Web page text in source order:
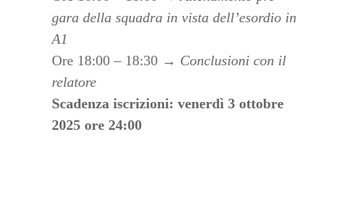
gara della squadra in vista dell’esordio in
A1
Ore 18:00 – 18:30 → Conclusioni con il
relatore
Scadenza iscrizioni: venerdì 3 ottobre
2025 ore 24:00